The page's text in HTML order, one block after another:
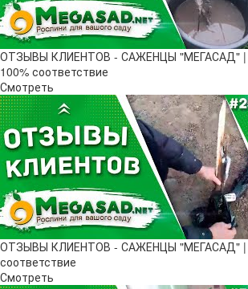
ОТЗЫВЫ КЛИЕНТОВ - САЖЕНЦЫ "МЕГАСАД" |
100% соответствие
Смотреть
ОТЗЫВЫ КЛИЕНТОВ - САЖЕНЦЫ "МЕГАСАД" |
соответствие
Смотреть